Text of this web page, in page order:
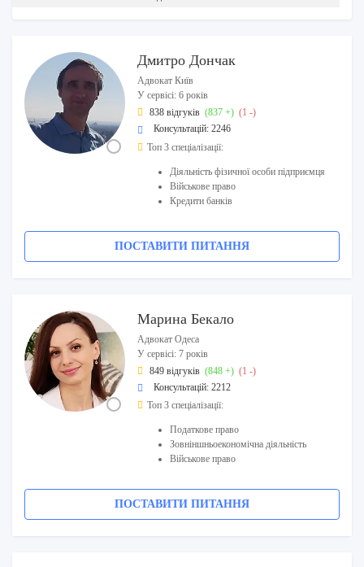
Дмитро Дончак
Адвокат Київ
У сервісі: 6 років
838 відгуків (837 +) (1 -)
Консультацій: 2246
Топ 3 спеціалізації:
Діяльність фізичної особи підприємця
Військове право
Кредити банків
ПОСТАВИТИ ПИТАННЯ
Марина Бекало
Адвокат Одеса
У сервісі: 7 років
849 відгуків (848 +) (1 -)
Консультацій: 2212
Топ 3 спеціалізації:
Податкове право
Зовніншньоекономічна діяльність
Військове право
ПОСТАВИТИ ПИТАННЯ